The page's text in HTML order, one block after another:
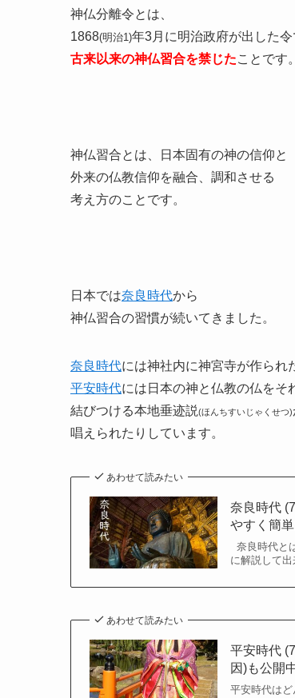
神仏分離令とは、
1868(明治1)年3月に明治政府が出した令
古来以来の神仏習合を禁じたことです。
神仏習合とは、日本固有の神の信仰と
外来の仏教信仰を融合、調和させる
考え方のことです。
日本では奈良時代から
神仏習合の習慣が続いてきました。
奈良時代には神社内に神宮寺が作られ
平安時代には日本の神と仏教の仏をそ
結びつける本地垂迹説(ほんちすいじゃくせつ)
唱えられたりしています。
あわせて読みたい
奈良時代
やすく簡単
奈良時代と
に解説して
あわせて読みたい
平安時代
因)も公開
平安時代は